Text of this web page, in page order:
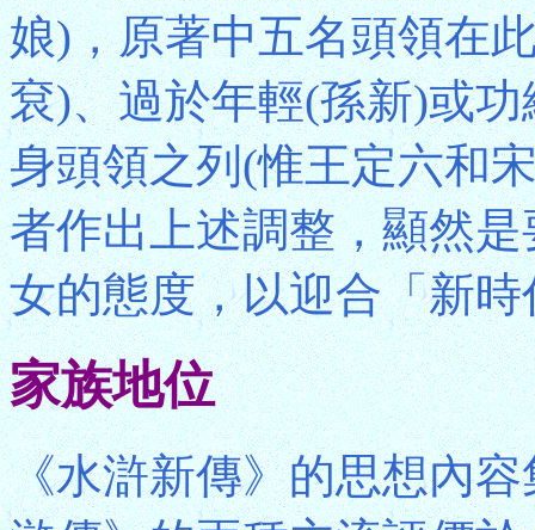
娘)，原著中五名頭領在
袞)、過於年輕(孫新)或
身頭領之列(惟王定六和
者作出上述調整，顯然
女的態度，以迎合「新
家族地位
《水滸新傳》的思想內